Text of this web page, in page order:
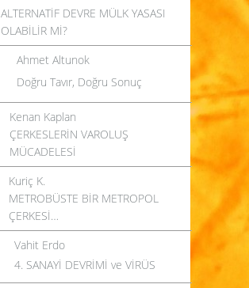
ALTERNATİF DEVRE MÜLK YASASI
OLABİLİR Mİ?
Ahmet Altunok
Doğru Tavır, Doğru Sonuç
Kenan Kaplan
ÇERKESLERİN VAROLUŞ
MÜCADELESİ
Kuriç K.
METROBÜSTE BİR METROPOL
ÇERKESİ…
Vahit Erdo
4. SANAYİ DEVRİMİ ve VİRÜS